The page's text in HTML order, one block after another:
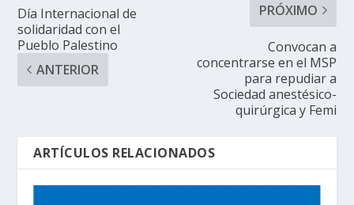
Día Internacional de
solidaridad con el
Pueblo Palestino
ANTERIOR
PRÓXIMO
Convocan a
concentrarse en el MSP
para repudiar a
Sociedad anestésico-
quirúrgica y Femi
ARTÍCULOS RELACIONADOS